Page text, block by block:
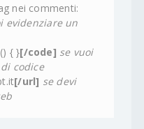
nei commenti:
evidenziare un
{ }[/code] se vuoi
codice
[/url] se devi